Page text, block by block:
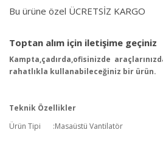
Bu ürüne özel ÜCRETSİZ KARGO
Toptan alım için iletişime geçiniz
Kampta,çadırda,ofisinizde
rahatlıkla kullanabileceğiniz bir ürün.
Teknik Özellikler
Ürün Tipi	:Masaüstü Vantilatör